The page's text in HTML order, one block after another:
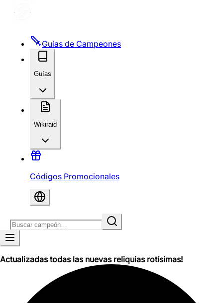
Guías de Campeones
Guías
Wikiraid
Códigos Promocionales
Actualizadas todas las nuevas reliquias rotísimas!